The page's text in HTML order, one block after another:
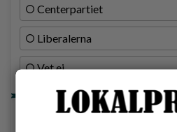
Centerpartiet
Liberalerna
Vet ej
Topp tre